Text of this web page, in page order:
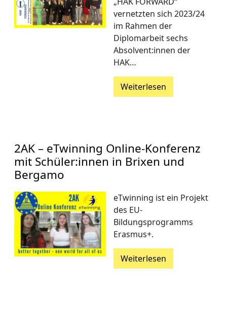
vernetzten sich 2023/24
im Rahmen der
Diplomarbeit sechs
Absolvent:innen der
HAK…
Weiterlesen
2AK – eTwinning Online-Konferenz
mit Schüler:innen in Brixen und
Bergamo
eTwinning ist ein Projekt
des EU-
Bildungsprogramms
Erasmus+.
Weiterlesen